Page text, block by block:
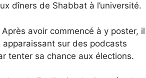
dîners de Shabbat à l’université.
avoir commencé à y poster, il
sur des podcasts
tenter sa chance aux élections.